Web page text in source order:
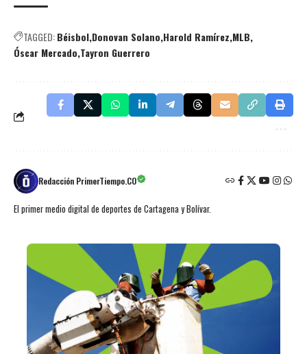
TAGGED:Béisbol Donovan Solano Harold Ramírez MLB
Óscar Mercado Tayron Guerrero
Redacción PrimerTiempo.CO
El primer medio digital de deportes de Cartagena y Bolívar.